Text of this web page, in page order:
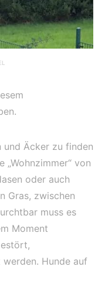
und Äcker zu finden
von
oder auch
Gras, zwischen
muss es
Moment
Hunde auf